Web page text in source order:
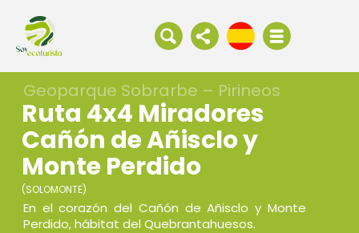
Geoparque Sobrarbe – Pirineos
Ruta 4x4 Miradores
Cañón de Añisclo y
Monte Perdido
(SOLOMONTE)
En el corazón del Cañón de Añisclo y Monte
Perdido, hábitat del Quebrantahuesos.